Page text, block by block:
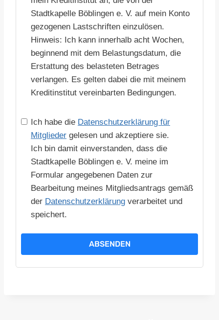
Stadtkapelle Böblingen e. V. auf mein Konto
gezogenen Lastschriften einzulösen.
Hinweis: Ich kann innerhalb acht Wochen,
beginnend mit dem Belastungsdatum, die
Erstattung des belasteten Betrages
verlangen. Es gelten dabei die mit meinem
Kreditinstitut vereinbarten Bedingungen.
Ich habe die Datenschutzerklärung für
Mitglieder gelesen und akzeptiere sie.
Ich bin damit einverstanden, dass die
Stadtkapelle Böblingen e. V. meine im
Formular angegebenen Daten zur
Bearbeitung meines Mitgliedsantrags gemäß
der Datenschutzerklärung verarbeitet und
speichert.
ABSENDEN